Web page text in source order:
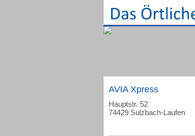
AVIA Xpress
Hauptstr. 52
74429 Sulzbach-Laufen